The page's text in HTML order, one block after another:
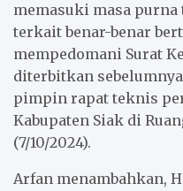
memasuki masa purna
terkait benar-benar
mempedomani Surat
diterbitkan
pimpin rapat teknis
Kabupaten Siak di
(7/10/2024).
Arfan menambahkan,